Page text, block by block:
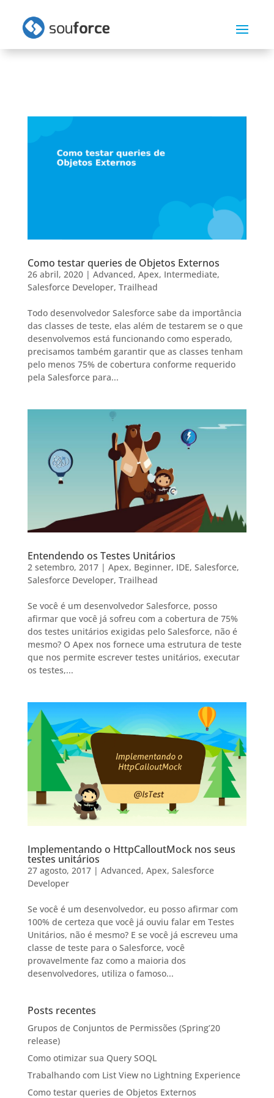
Como testar queries de Objetos Externos
26 abril, 2020| Advanced, Apex, Intermediate,
Salesforce Developer, Trailhead
Todo desenvolvedor Salesforce sabe da importância
das classes de teste, elas além de testarem se o que
desenvolvemos está funcionando como esperado,
precisamos também garantir que as classes tenham
pelo menos 75% de cobertura conforme requerido
pela Salesforce para...
Entendendo os Testes Unitários
2 setembro, 2017| Apex, Beginner, IDE, Salesforce,
Salesforce Developer, Trailhead
Se você é um desenvolvedor Salesforce, posso
afirmar que você já sofreu com a cobertura de 75%
dos testes unitários exigidas pelo Salesforce, não é
mesmo? O Apex nos fornece uma estrutura de teste
que nos permite escrever testes unitários, executar
os testes,...
Implementando o HttpCalloutMock nos seus
testes unitários
27 agosto, 2017| Advanced, Apex, Salesforce
Developer
Se você é um desenvolvedor, eu posso afirmar com
100% de certeza que você já ouviu falar em Testes
Unitários, não é mesmo? E se você já escreveu uma
classe de teste para o Salesforce, você
provavelmente faz como a maioria dos
desenvolvedores, utiliza o famoso...
Posts recentes
Grupos de Conjuntos de Permissões (Spring’20
release)
Como otimizar sua Query SOQL
Trabalhando com List View no Lightning Experience
Como testar queries de Objetos Externos